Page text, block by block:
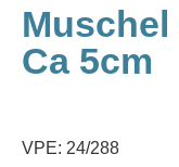
Ca 5cm
VPE: 24/288